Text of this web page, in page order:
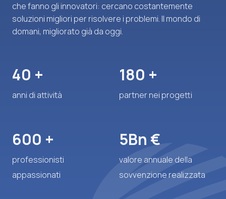
che fanno gli innovatori: cercano costantemente
soluzioni migliori per risolvere i problemi. Il mondo di
domani, migliorato già da oggi.
+
anni di attività
+
partner nei progetti
+
professionisti
appassionati
Bn €
valore annuale della
sovvenzione realizzata